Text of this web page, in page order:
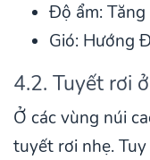
Độ ẩm: Tăng
Gió: Hướng
4.2. Tuyết rơi
Ở các vùng núi
tuyết rơi nhẹ.